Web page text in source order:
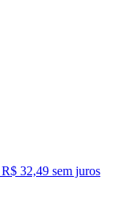
R$ 32,49 sem juros